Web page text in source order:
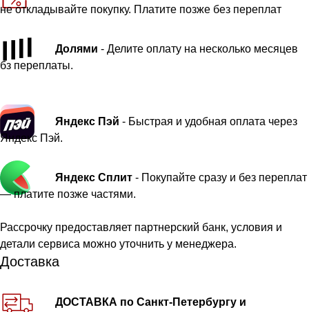
не откладывайте покупку. Платите позже без переплат
Долями - Делите оплату на несколько месяцев
бз переплаты.
Яндекс Пэй - Быстрая и удобная оплата через
Яндекс Пэй.
Яндекс Сплит - Покупайте сразу и без переплат
— платите позже частями.
Рассрочку предоставляет партнерский банк, условия и
детали сервиса можно уточнить у менеджера.
Доставка
ДОСТАВКА по Санкт-Петербургу и